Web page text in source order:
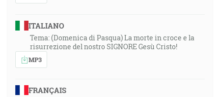
ITALIANO
Tema: (Domenica di Pasqua) La morte in croce e la
risurrezione del nostro SIGNORE Gesù Cristo!
MP3
FRANÇAIS